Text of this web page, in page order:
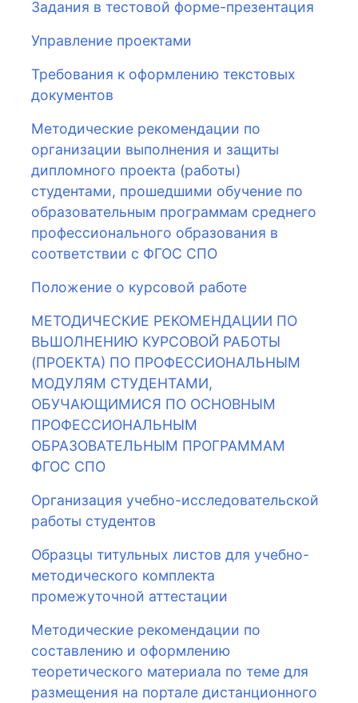
Задания в тестовой форме-презентация
Управление проектами
Требования к оформлению текстовых
документов
Методические рекомендации по
организации выполнения и защиты
дипломного проекта (работы)
студентами, прошедшими обучение по
образовательным программам среднего
профессионального образования в
соответствии с ФГОС СПО
Положение о курсовой работе
МЕТОДИЧЕСКИЕ РЕКОМЕНДАЦИИ ПО
ВЬШОЛНЕНИЮ КУРСОВОЙ РАБОТЫ
(ПРОЕКТА) ПО ПРОФЕССИОНАЛЬНЫМ
МОДУЛЯМ СТУДЕНТАМИ,
ОБУЧАЮЩИМИСЯ ПО ОСНОВНЫМ
ПРОФЕССИОНАЛЬНЫМ
ОБРАЗОВАТЕЛЬНЫМ ПРОГРАММАМ
ФГОС СПО
Организация учебно-исследовательской
работы студентов
Образцы титульных листов для учебно-
методического комплекта
промежуточной аттестации
Методические рекомендации по
составлению и оформлению
теоретического материала по теме для
размещения на портале дистанционного